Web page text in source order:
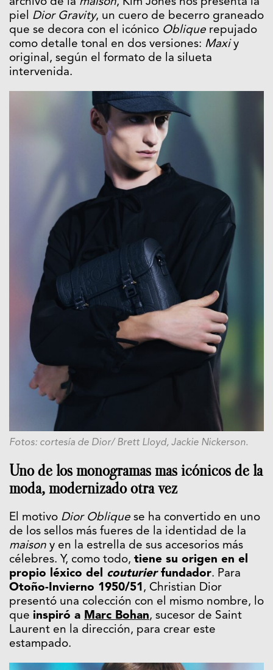
piel Dior Gravity, un cuero de becerro graneado
que se decora con el icónico Oblique repujado
como detalle tonal en dos versiones: Maxiy
original, según el formato de la silueta
intervenida.
Fotos: cortesía de Dior/ Brett Lloyd, Jackie Nickerson.
Uno de los monogramas mas icónicos de la
moda, modernizado otra vez
El motivo Dior Oblique se ha convertido en uno
de los sellos más fueres de la identidad de la
maison y en la estrella de sus accesorios más
célebres. Y, como todo, tiene su origen en el
propio léxico del couturierfundador. Para
Otoño-Invierno 1950/51, Christian Dior
presentó una colección con el mismo nombre, lo
que inspiró a Marc Bohan, sucesor de Saint
Laurent en la dirección, para crear este
estampado.